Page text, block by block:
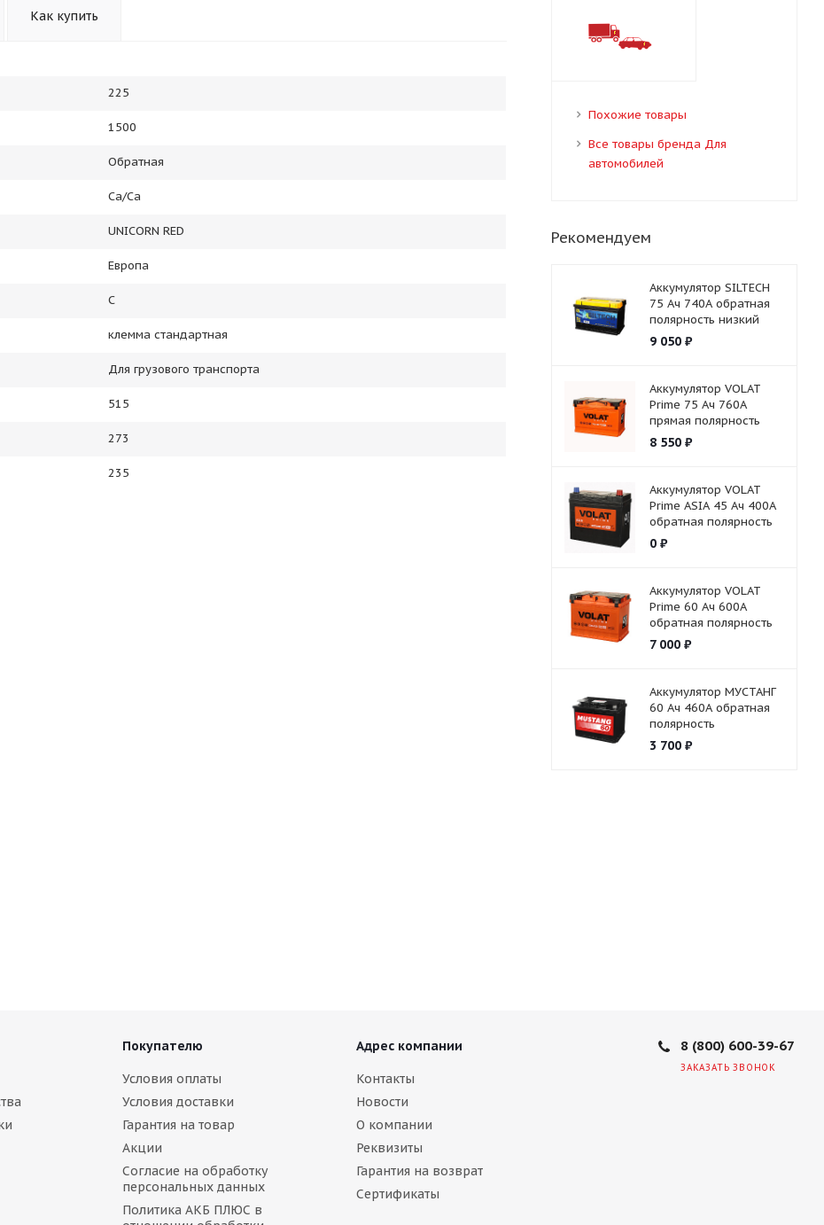
Как купить
225
1500
Обратная
Ca/Ca
UNICORN RED
Европа
C
клемма стандартная
Для грузового транспорта
515
273
235
Похожие товары
Все товары бренда Для
автомобилей
Рекомендуем
Аккумулятор SILTECH
75 Ач 740А обратная
полярность низкий
9 050₽
Аккумулятор VOLAT
Prime 75 Ач 760А
прямая полярность
8 550₽
Аккумулятор VOLAT
Prime ASIA 45 Ач 400А
обратная полярность
0₽
Аккумулятор VOLAT
Prime 60 Ач 600А
обратная полярность
7 000₽
Аккумулятор МУСТАНГ
60 Ач 460А обратная
полярность
3 700₽
Покупателю
Условия оплаты
Условия доставки
Гарантия на товар
Акции
Согласие на обработку
персональных данных
Политика АКБ ПЛЮС в
Адрес компании
Контакты
Новости
О компании
Реквизиты
Гарантия на возврат
Сертификаты
8 (800) 600-39-67
ЗАКАЗАТЬ ЗВОНОК